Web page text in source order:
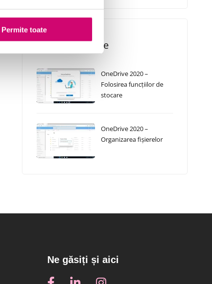
Permite toate
Cursuri Similare
OneDrive 2020 –
Folosirea funcțiilor de
stocare
OneDrive 2020 –
Organizarea fișierelor
Ne găsiți și aici